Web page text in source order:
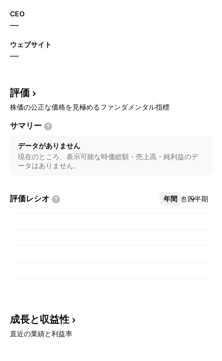
CEO
—
ウェブサイト
—
評価
株価の公正な価格を見極めるファンダメンタル指標
サマリー
データがありません
現在のところ、表示可能な時価総額・売上高・純利益のデ
ータはありません。
評価レシオ 年間 四半期
その他
成長と収益性
直近の業績と利益率